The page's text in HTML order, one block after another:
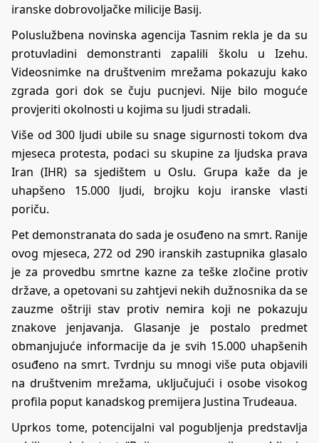
iranske dobrovoljačke milicije Basij.
Poluslužbena novinska agencija Tasnim rekla je da su
protuvladini demonstranti zapalili školu u Izehu.
Videosnimke na društvenim mrežama pokazuju kako
zgrada gori dok se čuju pucnjevi. Nije bilo moguće
provjeriti okolnosti u kojima su ljudi stradali.
Više od 300 ljudi ubile su snage sigurnosti tokom dva
mjeseca protesta, podaci su skupine za ljudska prava
Iran (IHR) sa sjedištem u Oslu. Grupa kaže da je
uhapšeno 15.000 ljudi, brojku koju iranske vlasti
poriču.
Pet demonstranata do sada je osuđeno na smrt. Ranije
ovog mjeseca, 272 od 290 iranskih zastupnika glasalo
je za provedbu smrtne kazne za teške zločine protiv
države, a opetovani su zahtjevi nekih dužnosnika da se
zauzme oštriji stav protiv nemira koji ne pokazuju
znakove jenjavanja. Glasanje je postalo predmet
obmanjujuće informacije da je svih 15.000 uhapšenih
osuđeno na smrt. Tvrdnju su mnogi više puta objavili
na društvenim mrežama, uključujući i osobe visokog
profila poput kanadskog premijera Justina Trudeaua.
Uprkos tome, potencijalni val pogubljenja predstavlja